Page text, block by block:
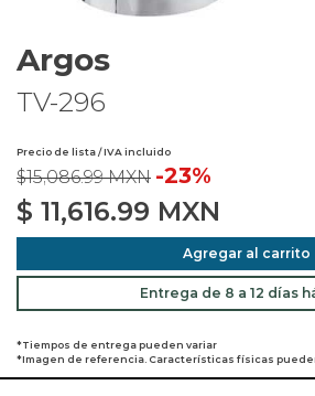
Argos
TV-296
Precio de lista / IVA incluido
$15,086.99 MXN -23%
$ 11,616.99 MXN
Agregar al carrito
Entrega de 8 a 12 días
*Tiempos de entrega pueden variar
*Imagen de referencia. Características físicas